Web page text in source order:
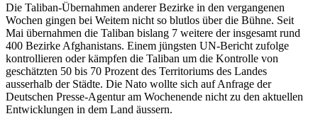
Die Taliban-Übernahmen anderer Bezirke in den vergangenen
Wochen gingen bei Weitem nicht so blutlos über die Bühne. Seit
Mai übernahmen die Taliban bislang 7 weitere der insgesamt rund
400 Bezirke Afghanistans. Einem jüngsten UN-Bericht zufolge
kontrollieren oder kämpfen die Taliban um die Kontrolle von
geschätzten 50 bis 70 Prozent des Territoriums des Landes
ausserhalb der Städte. Die Nato wollte sich auf Anfrage der
Deutschen Presse-Agentur am Wochenende nicht zu den aktuellen
Entwicklungen in dem Land äussern.